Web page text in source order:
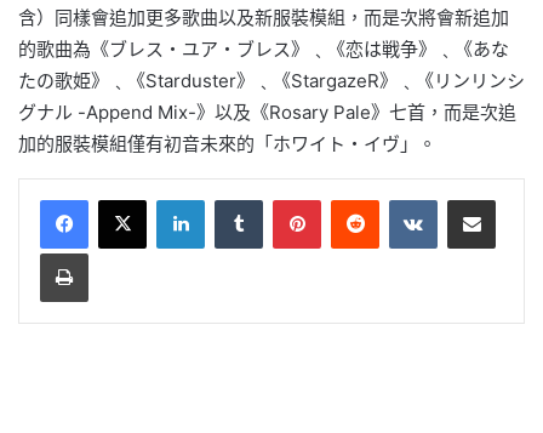
含）同樣會追加更多歌曲以及新服裝模組，而是次將會新追加
的歌曲為《ブレス・ユア・ブレス》﹑《恋は戦争》﹑《あな
たの歌姫》﹑《Starduster》﹑《StargazeR》﹑《リンリンシ
グナル -Append Mix-》以及《Rosary Pale》七首，而是次追
加的服裝模組僅有初音未來的「ホワイト・イヴ」。
LinkedInTumblr PinterestReddit VKontakteShare via Email
Print